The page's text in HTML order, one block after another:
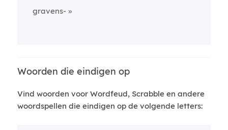
gravens-
Woorden die eindigen op
Vind woorden voor Wordfeud, Scrabble en andere
woordspellen die eindigen op de volgende letters: